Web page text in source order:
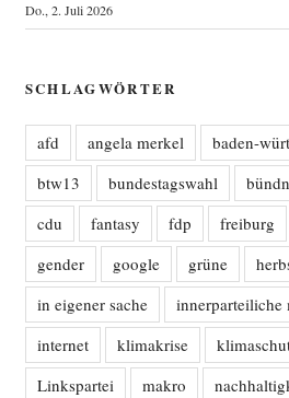
Do., 2. Juli 2026
SCHLAGWÖRTER
afd angela merkel baden-
btw13
bundestagswahl
cdu
fantasy fdp freiburg
gender
google grüne
in eigener sache
innerparteiliche
internet
klimakrise
Linkspartei
makro